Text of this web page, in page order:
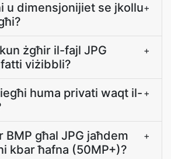
u dimensjonijiet se jkollu+
żgħir il-fajl JPG
viżibbli?
+
huma privati waqt il- +
għal JPG jaħdem
kbar ħafna (50MP+)?
+